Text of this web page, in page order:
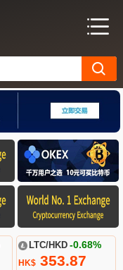
LTC/HKD -0.68%
HK$353.87